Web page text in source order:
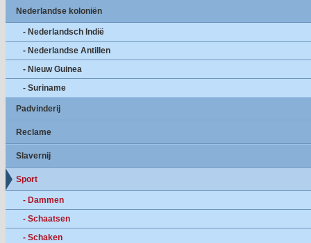
Nederlandse koloniën
- Nederlandsch Indië
- Nederlandse Antillen
- Nieuw Guinea
- Suriname
Padvinderij
Reclame
Slavernij
Sport
- Dammen
- Schaatsen
- Schaken